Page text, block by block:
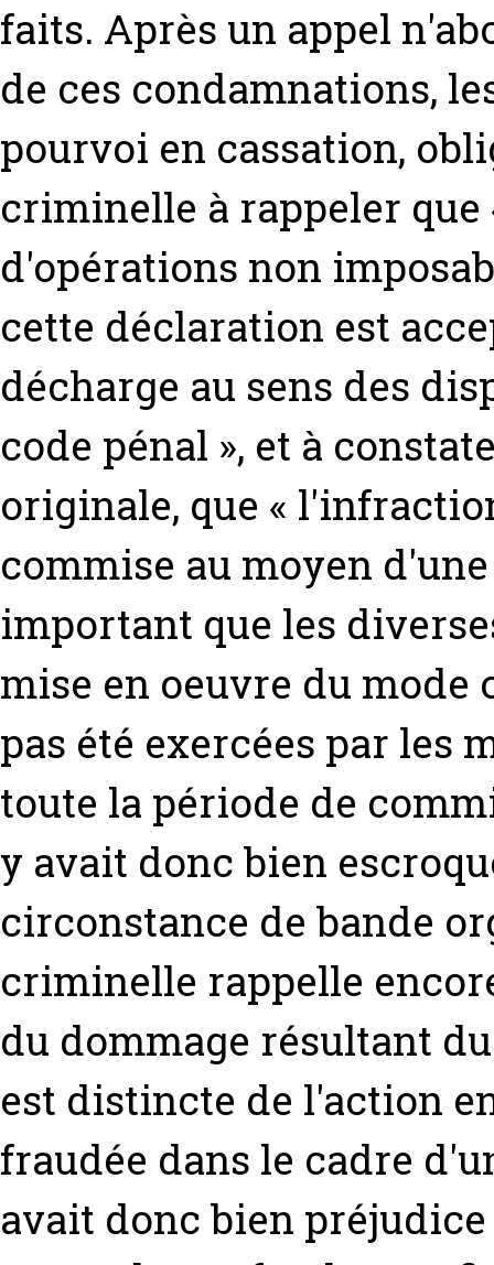
faits. Après un appel
de ces condamnations,
pourvoi en cassation,
criminelle à rappeler
d'opérations non
cette déclaration est
décharge au sens des
code pénal », et à
originale, que «
commise au moyen
important que les
mise en oeuvre du
pas été exercées par les
toute la période de
y avait donc bien
circonstance de bande
criminelle rappelle
du dommage résultant
est distincte de l'action
fraudée dans le cadre
avait donc bien